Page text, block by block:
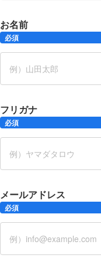
お名前
必須
フリガナ
必須
メールアドレス
必須